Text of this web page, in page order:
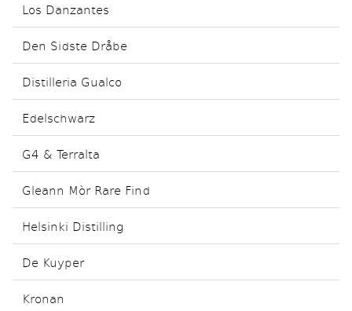
Los Danzantes
Den Sidste Dråbe
Distilleria Gualco
Edelschwarz
G4 & Terralta
Gleann Mòr Rare Find
Helsinki Distilling
De Kuyper
Kronan